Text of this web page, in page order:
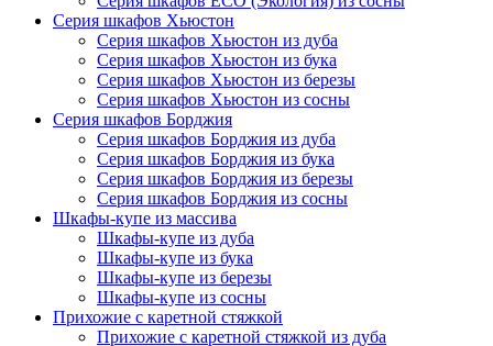
Серия шкафов Хьюстон
Серия шкафов Хьюстон из дуба
Серия шкафов Хьюстон из бука
Серия шкафов Хьюстон из березы
Серия шкафов Хьюстон из сосны
Серия шкафов Борджия
Серия шкафов Борджия из дуба
Серия шкафов Борджия из бука
Серия шкафов Борджия из березы
Серия шкафов Борджия из сосны
Шкафы-купе из массива
Шкафы-купе из дуба
Шкафы-купе из бука
Шкафы-купе из березы
Шкафы-купе из сосны
Прихожие с каретной стяжкой
Прихожие с каретной стяжкой из дуба